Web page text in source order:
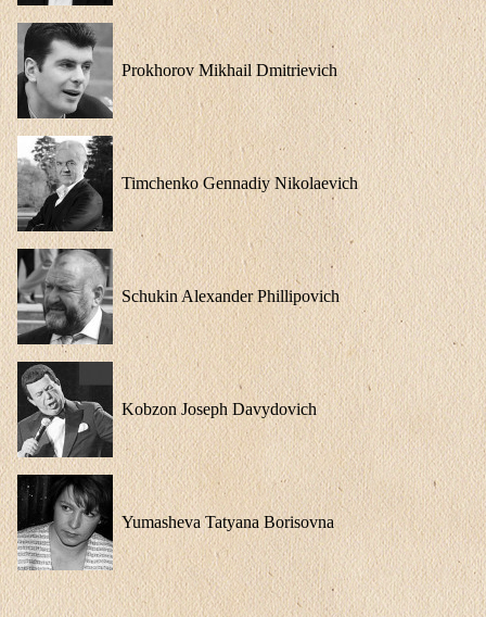
Prokhorov Mikhail Dmitrievich
Timchenko Gennadiy Nikolaevich
Schukin Alexander Phillipovich
Kobzon Joseph Davydovich
Yumasheva Tatyana Borisovna